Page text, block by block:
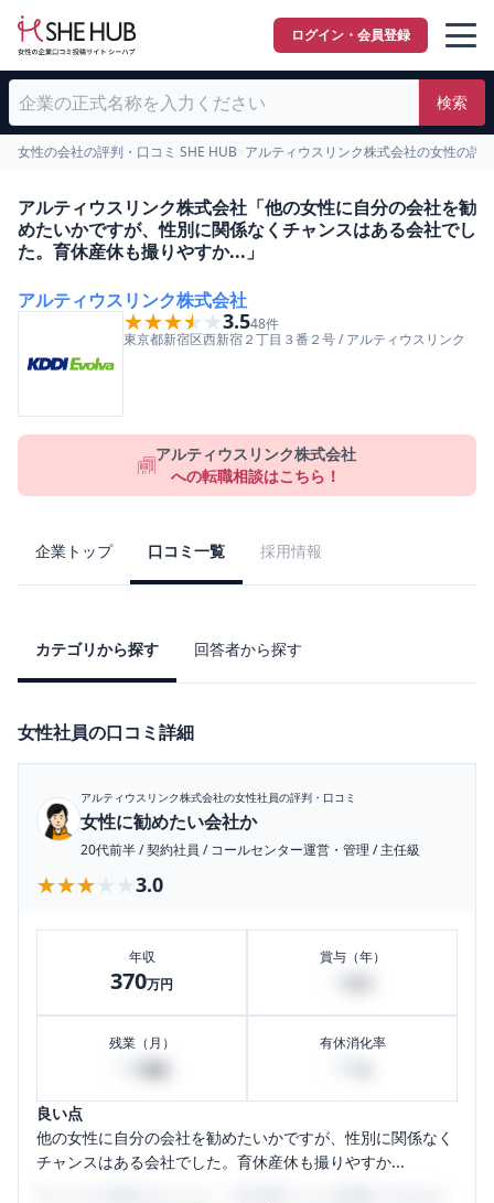
ログイン・会員登録
検索
女性の会社の評判・口コミ SHE HUB アルティウスリンク株式会社の女性の評
アルティウスリンク株式会社「他の女性に自分の会社を勧
めたいかですが、性別に関係なくチャンスはある会社でし
た。育休産休も撮りやすか...」
アルティウスリンク株式会社
★★★★★
★★★★★3.548件
東京都新宿区西新宿２丁目３番２号/アルティウスリンク
アルティウスリンク株式会社
への転職相談はこちら！
企業トップ 口コミ一覧 採用情報
カテゴリから探す 回答者から探す
女性社員の口コミ詳細
アルティウスリンク株式会社の女性社員の評判・口コミ
女性に勧めたい会社か
20代前半/契約社員 /コールセンター運営・管理 /主任級
★★★★★
★★★★★ 3.0
年収
370万円
賞与（年）
残業（月） 有休消化率
良い点
他の女性に自分の会社を勧めたいかですが、性別に関係なく
チャンスはある会社でした。育休産休も撮りやすか...